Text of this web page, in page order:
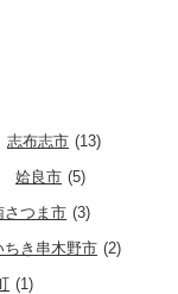
志布志市 (13)
姶良市 (5)
さつま市 (3)
ちき串木野市 (2)
(1)